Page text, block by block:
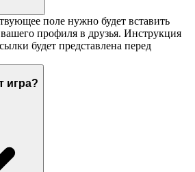
поле нужно будет вставить
профиля в друзья. Инструкция
будет представлена перед
игра?